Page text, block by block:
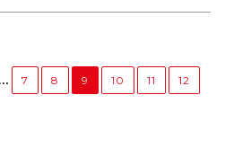
7 8 9 10 11 12